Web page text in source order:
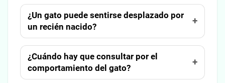
¿Un gato puede sentirse desplazado por
un recién nacido?
¿Cuándo hay que consultar por el
comportamiento del gato?